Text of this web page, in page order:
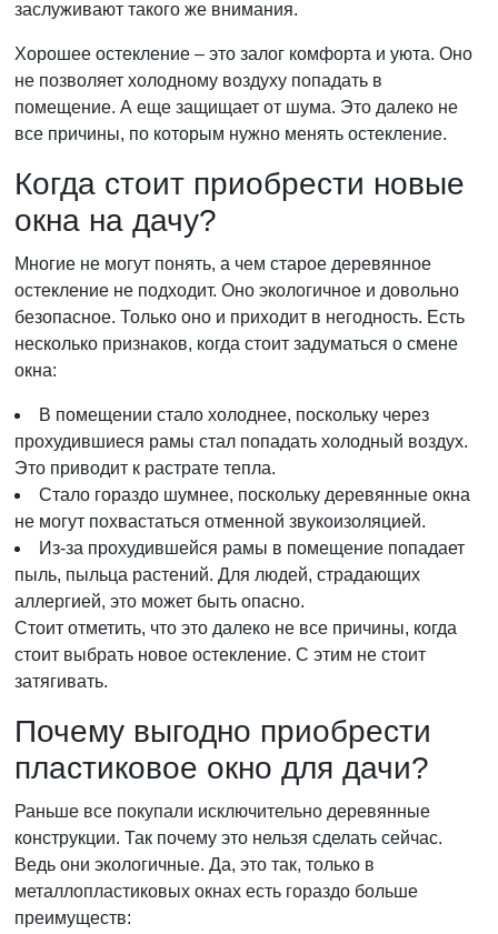
заслуживают такого же внимания.
Хорошее остекление – это залог комфорта и уюта. Оно
не позволяет холодному воздуху попадать в
помещение. А еще защищает от шума. Это далеко не
все причины, по которым нужно менять остекление.
Когда стоит приобрести новые
окна на дачу?
Многие не могут понять, а чем старое деревянное
остекление не подходит. Оно экологичное и довольно
безопасное. Только оно и приходит в негодность. Есть
несколько признаков, когда стоит задуматься о смене
окна:
В помещении стало холоднее, поскольку через
прохудившиеся рамы стал попадать холодный воздух.
Это приводит к растрате тепла.
Стало гораздо шумнее, поскольку деревянные окна
не могут похвастаться отменной звукоизоляцией.
Из-за прохудившейся рамы в помещение попадает
пыль, пыльца растений. Для людей, страдающих
аллергией, это может быть опасно.
Стоит отметить, что это далеко не все причины, когда
стоит выбрать новое остекление. С этим не стоит
затягивать.
Почему выгодно приобрести
пластиковое окно для дачи?
Раньше все покупали исключительно деревянные
конструкции. Так почему это нельзя сделать сейчас.
Ведь они экологичные. Да, это так, только в
металлопластиковых окнах есть гораздо больше
преимуществ: